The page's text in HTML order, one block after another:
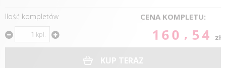
Ilość kompletów
kpl.
CENA KOMPLETU:
160.54 zł
KUP TERAZ